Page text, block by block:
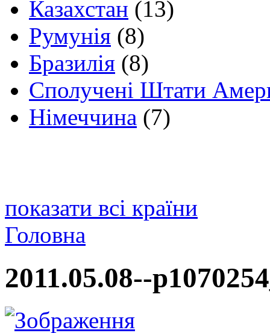
Казахстан (13)
Румунія (8)
Бразилія (8)
Сполучені Штати
Німеччина (7)
показати всі країни
Головна
2011.05.08--